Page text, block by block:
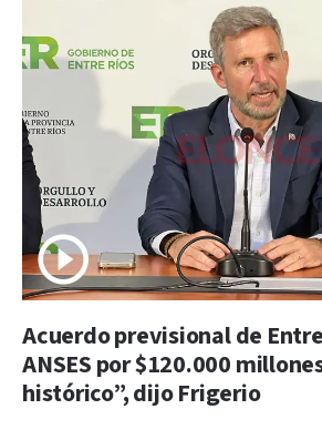
Acuerdo previsional de
ANSES por $120.000
histórico”, dijo Frigerio